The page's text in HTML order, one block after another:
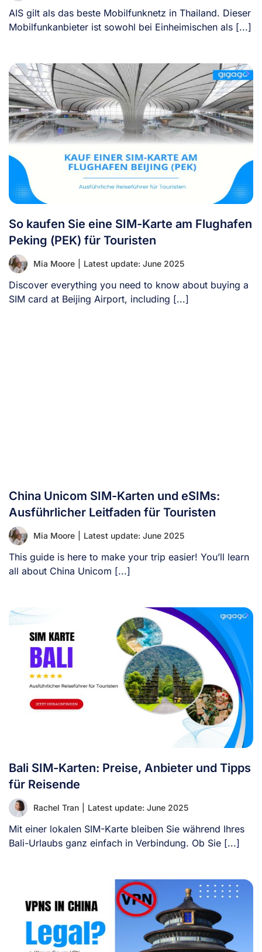
AIS gilt als das beste Mobilfunknetz in Thailand. Dieser
Mobilfunkanbieter ist sowohl bei Einheimischen als [...]
So kaufen Sie eine SIM-Karte am Flughafen
Peking (PEK) für Touristen
Mia Moore Latest update: June 2025
Discover everything you need to know about buying a
SIM card at Beijing Airport, including [...]
China Unicom SIM-Karten und eSIMs:
Ausführlicher Leitfaden für Touristen
Mia Moore Latest update: June 2025
This guide is here to make your trip easier! You’ll learn
all about China Unicom [...]
Bali SIM-Karten: Preise, Anbieter und Tipps
für Reisende
Rachel Tran Latest update: June 2025
Mit einer lokalen SIM-Karte bleiben Sie während Ihres
Bali-Urlaubs ganz einfach in Verbindung. Ob Sie [...]